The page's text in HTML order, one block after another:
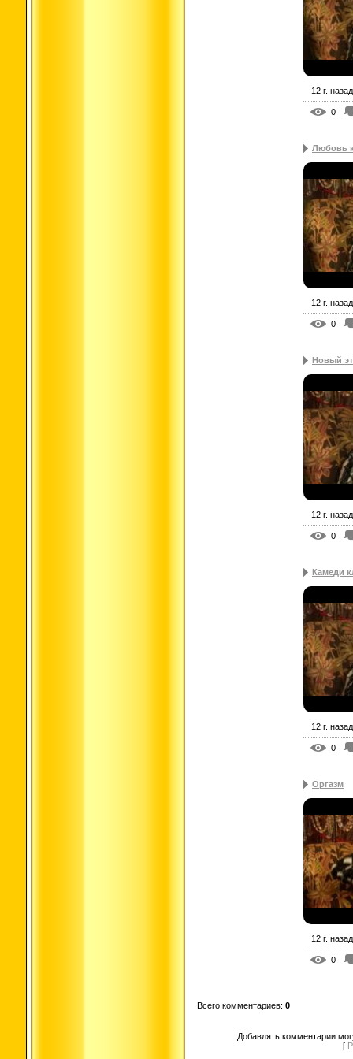
12 г. назад
0
Любовь
12 г. назад
0
Новый
12 г. назад
0
Камеди
12 г. назад
0
Оргазм
12 г. назад
0
Всего комментариев: 0
Добавлять комментарии
[